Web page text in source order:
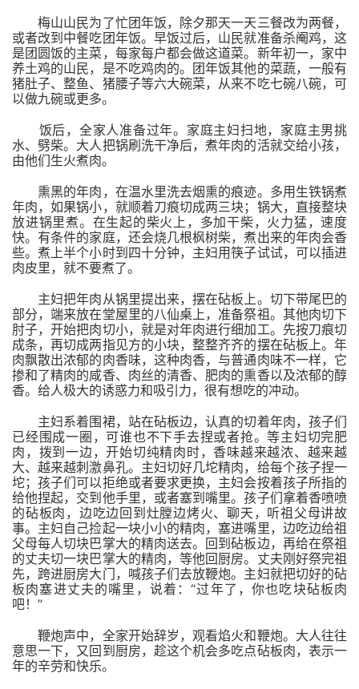
梅山山民为了忙团年饭，除夕那天一天三餐改为两餐，
或者改到中餐吃团年饭。早饭过后，山民就准备杀阉鸡，这
是团圆饭的主菜，每家每户都会做这道菜。新年初一，家中
养土鸡的山民，是不吃鸡肉的。团年饭其他的菜蔬，一般有
猪肚子、整鱼、猪腰子等六大碗菜，从来不吃七碗八碗，可
以做九碗或更多。
饭后，全家人准备过年。家庭主妇扫地，家庭主男挑
水、劈柴。大人把锅刷洗干净后，煮年肉的活就交给小孩，
由他们生火煮肉。
熏黑的年肉，在温水里洗去烟熏的痕迹。多用生铁锅煮
年肉，如果锅小，就顺着刀痕切成两三块；锅大，直接整块
放进锅里煮。在生起的柴火上，多加干柴，火力猛，速度
快。有条件的家庭，还会烧几根枫树柴，煮出来的年肉会香
些。煮上半个小时到四十分钟，主妇用筷子试试，可以插进
肉皮里，就不要煮了。
主妇把年肉从锅里提出来，摆在砧板上。切下带尾巴的
部分，端来放在堂屋里的八仙桌上，准备祭祖。其他肉切下
肘子，开始把肉切小，就是对年肉进行细加工。先按刀痕切
成条，再切成两指见方的小块，整整齐齐的摆在砧板上。年
肉飘散出浓郁的肉香味，这种肉香，与普通肉味不一样，它
掺和了精肉的咸香、肉丝的清香、肥肉的熏香以及浓郁的醇
香。给人极大的诱惑力和吸引力，很有想吃的冲动。
主妇系着围裙，站在砧板边，认真的切着年肉，孩子们
已经围成一圈，可谁也不下手去捏或者抢。等主妇切完肥
肉，拨到一边，开始切纯精肉时，香味越来越浓、越来越
大、越来越刺激鼻孔。主妇切好几坨精肉，给每个孩子捏一
坨；孩子们可以拒绝或者要求更换，主妇会按着孩子所指的
给他捏起，交到他手里，或者塞到嘴里。孩子们拿着香喷喷
的砧板肉，边吃边回到灶膛边烤火、聊天，听祖父母讲故
事。主妇自己捡起一块小小的精肉，塞进嘴里，边吃边给祖
父母每人切块巴掌大的精肉送去。回到砧板边，再给在祭祖
的丈夫切一块巴掌大的精肉，等他回厨房。丈夫刚好祭完祖
先，跨进厨房大门，喊孩子们去放鞭炮。主妇就把切好的砧
板肉塞进丈夫的嘴里，说着：“过年了，你也吃块砧板肉
吧！ ”
鞭炮声中，全家开始辞岁，观看焰火和鞭炮。大人往往
意思一下，又回到厨房，趁这个机会多吃点砧板肉，表示一
年的辛劳和快乐。